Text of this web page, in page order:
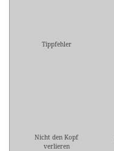
Tippfehler
Nicht den Kopf
verlieren